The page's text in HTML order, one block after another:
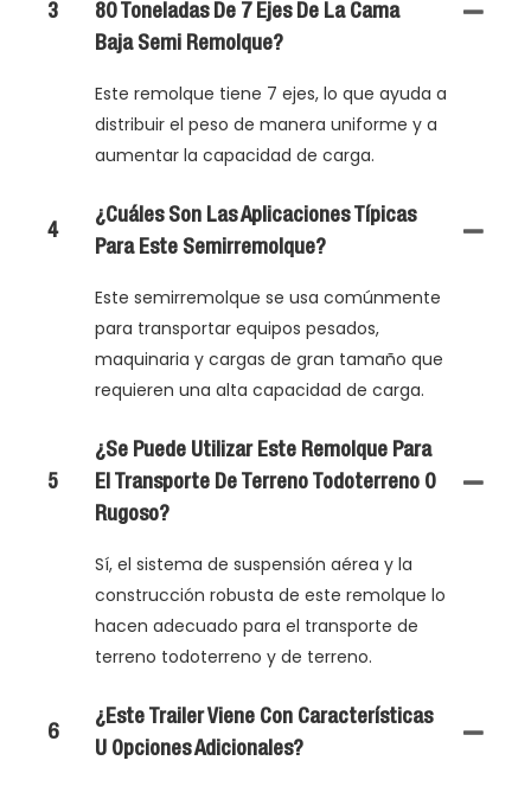
3
80 Toneladas De 7 Ejes De La Cama
Baja Semi Remolque?
Este remolque tiene 7 ejes, lo que ayuda a
distribuir el peso de manera uniforme y a
aumentar la capacidad de carga.
4
¿Cuáles Son Las Aplicaciones Típicas
Para Este Semirremolque?
Este semirremolque se usa comúnmente
para transportar equipos pesados,
maquinaria y cargas de gran tamaño que
requieren una alta capacidad de carga.
5
¿Se Puede Utilizar Este Remolque Para
El Transporte De Terreno Todoterreno O
Rugoso?
Sí, el sistema de suspensión aérea y la
construcción robusta de este remolque lo
hacen adecuado para el transporte de
terreno todoterreno y de terreno.
6
¿Este Trailer Viene Con Características
U Opciones Adicionales?